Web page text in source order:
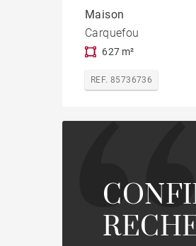
Maison
Carquefou
627 m²
REF. 85736736